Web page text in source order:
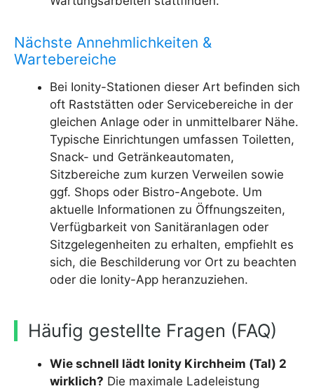
Nächste Annehmlichkeiten &
Wartebereiche
Bei Ionity-Stationen dieser Art befinden sich
oft Raststätten oder Servicebereiche in der
gleichen Anlage oder in unmittelbarer Nähe.
Typische Einrichtungen umfassen Toiletten,
Snack- und Getränkeautomaten,
Sitzbereiche zum kurzen Verweilen sowie
ggf. Shops oder Bistro-Angebote. Um
aktuelle Informationen zu Öffnungszeiten,
Verfügbarkeit von Sanitäranlagen oder
Sitzgelegenheiten zu erhalten, empfiehlt es
sich, die Beschilderung vor Ort zu beachten
oder die Ionity-App heranzuziehen.
Häufig gestellte Fragen (FAQ)
Wie schnell lädt Ionity Kirchheim (Tal) 2
wirklich? Die maximale Ladeleistung